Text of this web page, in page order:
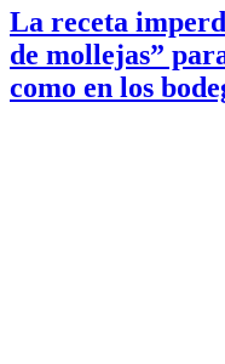
La receta
de mollejas”
como en los